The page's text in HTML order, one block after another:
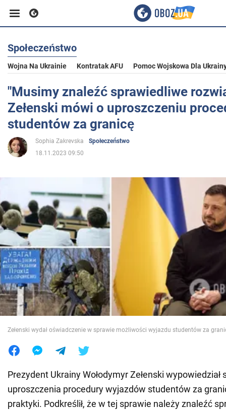
Biznes
Sport
Rozrywka
Życie
Społeczeństwo
Wojna na Ukrainie
Świat
Jedzenie
Społeczeństwo
Wojna Na Ukrainie Kontratak AFU Pomoc Wojskowa Dla
"Musimy znaleźć sprawiedliwe
Zełenski mówi o uproszczeniu
studentów za granicę
Sophia Zakrevska
Społeczeństwo
18.11.2023 09:50
Zełenski wydał oświadczenie w sprawie możliwości wyjazdu studentów za
Prezydent Ukrainy Wołodymyr Zełenski wypowiedział
uproszczenia procedury wyjazdów studentów za
praktyki. Podkreślił, że w tej sprawie należy znaleźć